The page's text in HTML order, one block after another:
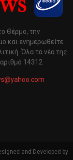
Θέρμο, την
και ενημερωθείτε
Όλα τα νέα της
14312
and Developed by